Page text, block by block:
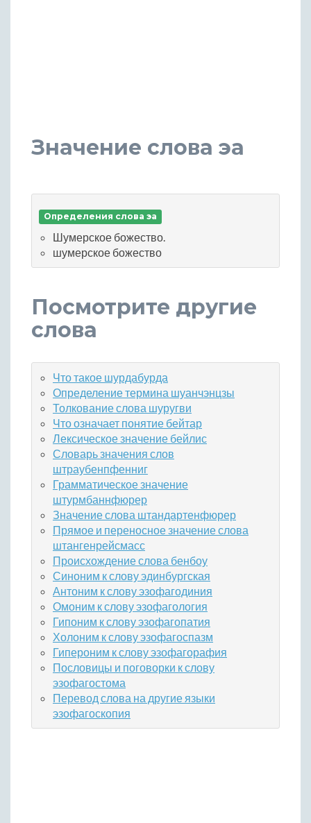
Значение слова эа
Определения слова эа
Шумерское божество.
шумерское божество
Посмотрите другие
слова
Что такое шурдабурда
Определение термина шуанчэнцзы
Толкование слова шуругви
Что означает понятие бейтар
Лексическое значение бейлис
Словарь значения слов
штраубенпфенниг
Грамматическое значение
штурмбаннфюрер
Значение слова штандартенфюрер
Прямое и переносное значение слова
штангенрейсмасс
Происхождение слова бенбоу
Синоним к слову эдинбургская
Антоним к слову эзофагодиния
Омоним к слову эзофагология
Гипоним к слову эзофагопатия
Холоним к слову эзофагоспазм
Гипероним к слову эзофагорафия
Пословицы и поговорки к слову
эзофагостома
Перевод слова на другие языки
эзофагоскопия